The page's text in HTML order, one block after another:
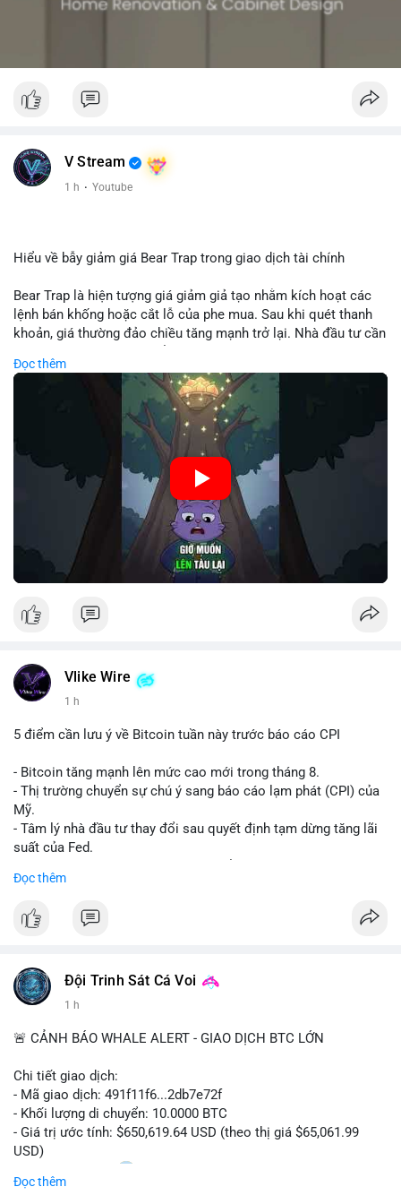
V Stream
1 h · Youtube
Hiểu về bẫy giảm giá Bear Trap trong giao dịch tài chính
Bear Trap là hiện tượng giá giảm giả tạo nhằm kích hoạt các
lệnh bán khống hoặc cắt lỗ của phe mua. Sau khi quét thanh
khoản, giá thường đảo chiều tăng mạnh trở lại. Nhà đầu tư cần
hóa điểm vào lệnh.
🎥 Xem video trực tiếp tại:
Nguồn: Cú Thông Thái
Đọc thêm
Vlike Wire
1 h
5 điểm cần lưu ý về Bitcoin tuần này trước báo cáo CPI
- Bitcoin tăng mạnh lên mức cao mới trong tháng 8.
- Thị trường chuyển sự chú ý sang báo cáo lạm phát (CPI) của
Mỹ.
- Tâm lý nhà đầu tư thay đổi sau quyết định tạm dừng tăng lãi
suất của Fed.
theo.
#bitcoin #btc #cryptonews
#vlikevn #titanbot
📰 Nguồn: Cointelegraph
Đọc thêm
Đội Trinh Sát Cá Voi
1 h
🚨 CẢNH BÁO WHALE ALERT - GIAO DỊCH BTC LỚN
Chi tiết giao dịch:
- Mã giao dịch: 491f11f6...2db7e72f
- Khối lượng di chuyển: 10.0000 BTC
- Giá trị ước tính: $650,619.64 USD (theo thị giá $65,061.99
USD)
- Thời gian: 11:20
Đọc thêm